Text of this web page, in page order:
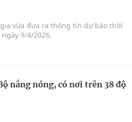
vừa đưa ra thông tin dự báo thời
9/4/2026.
nắng nóng, có nơi trên 38 độ